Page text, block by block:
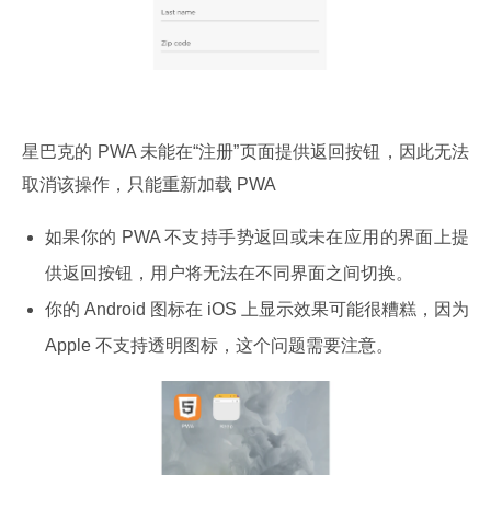
星巴克的 PWA 未能在“注册”页面提供返回按钮，因此无法
取消该操作，只能重新加载 PWA
如果你的 PWA 不支持手势返回或未在应用的界面上提
供返回按钮，用户将无法在不同界面之间切换。
你的 Android 图标在 iOS 上显示效果可能很糟糕，因为
Apple 不支持透明图标，这个问题需要注意。